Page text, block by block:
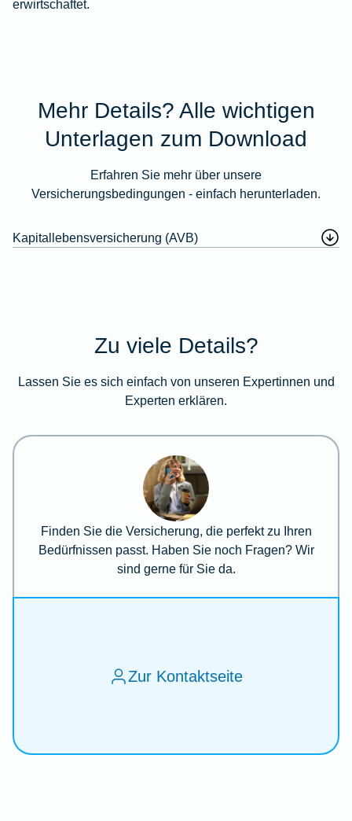
erwirtschaftet.
Mehr Details? Alle wichtigen
Unterlagen zum Download
Erfahren Sie mehr über unsere
Versicherungsbedingungen - einfach herunterladen.
Kapitallebensversicherung (AVB)
Zu viele Details?
Lassen Sie es sich einfach von unseren Expertinnen und
Experten erklären.
Finden Sie die Versicherung, die perfekt zu Ihren
Bedürfnissen passt. Haben Sie noch Fragen? Wir
sind gerne für Sie da.
Zur Kontaktseite